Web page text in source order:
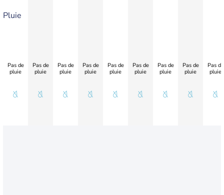
Pluie
Pas de
pluie
Pas de
pluie
Pas de
pluie
Pas de
pluie
Pas de
pluie
Pas de
pluie
Pas de
pluie
Pas de
pluie
Pas de
pluie